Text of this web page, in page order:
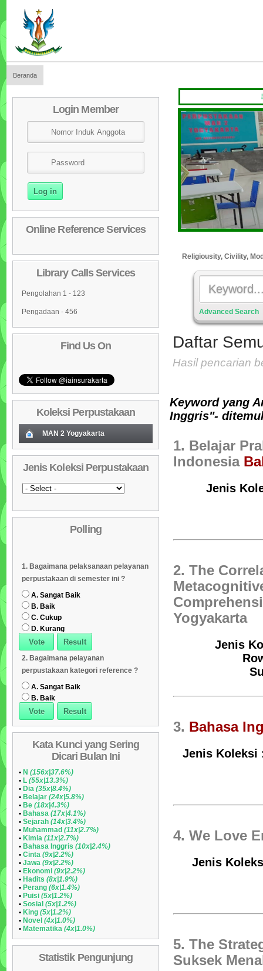
Beranda
Login Member
Online Reference Services
Library Calls Services
Pengolahan 1 - 123
Pengadaan - 456
Find Us On
Koleksi Perpustakaan
MAN 2 Yogyakarta
02 Daftar Koleksi Baru (Tgl.Input)
03 Daftar Koleksi (Pengarang)
04 Daftar Koleksi (Judul)
Daftar Koleksi (Subyek)
Dipinjam
07 Daftar Koleksi (Klasifikasi/ddc)
Jenis Koleksi Perpustakaan
Polling
1. Bagaimana pelaksanaan pelayanan
perpustakaan di semester ini ?
A. Sangat Baik
B. Baik
C. Cukup
D. Kurang
2. Bagaimana pelayanan
perpustakaan kategori reference ?
A. Sangat Baik
B. Baik
Kata Kunci yang Sering
Dicari Bulan Ini
• N (156x|37.6%)
• L (55x|13.3%)
• Dia (35x|8.4%)
• Belajar (24x|5.8%)
• Be (18x|4.3%)
• Bahasa (17x|4.1%)
• Sejarah (14x|3.4%)
• Muhammad (11x|2.7%)
• Kimia (11x|2.7%)
• Bahasa Inggris (10x|2.4%)
• Cinta (9x|2.2%)
• Jawa (9x|2.2%)
• Ekonomi (9x|2.2%)
• Hadits (8x|1.9%)
• Perang (6x|1.4%)
• Puisi (5x|1.2%)
• Sosial (5x|1.2%)
• King (5x|1.2%)
• Novel (4x|1.0%)
• Matematika (4x|1.0%)
Statistik Pengunjung
Religiousity, Civility,
Advanced Search
Daftar
Hasil pencarian
Keyword yang
Inggris"-
1. Belajar
Indonesia
Jenis
2. The
Yogyakarta
Jenis
3. Bahasa
Jenis Koleksi
4. We Love
Jenis
5. The
Suksek